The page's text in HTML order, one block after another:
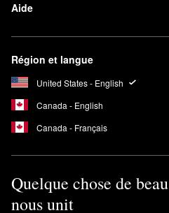
Aide
Région et langue
United States - English
Canada - English
Canada - Français
Quelque chose de beau
nous unit